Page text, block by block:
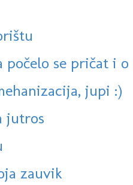
počelo se pričat i
jupi :)
jutros
zauvik